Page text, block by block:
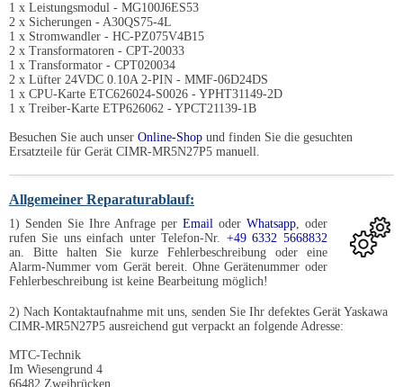
1 x Leistungsmodul - MG100J6ES53
2 x Sicherungen - A30QS75-4L
1 x Stromwandler - HC-PZ075V4B15
2 x Transformatoren - CPT-20033
1 x Transformator - CPT020034
2 x Lüfter 24VDC 0.10A 2-PIN - MMF-06D24DS
1 x CPU-Karte ETC626024-S0026 - YPHT31149-2D
1 x Treiber-Karte ETP626062 - YPCT21139-1B
Besuchen Sie auch unser Online-Shop und finden Sie die gesuchten
Ersatzteile für Gerät CIMR-MR5N27P5 manuell.
Allgemeiner Reparaturablauf:
1) Senden Sie Ihre Anfrage per Emailoder Whatsapp, oder
rufen Sie uns einfach unter Telefon-Nr. +49 6332 5668832
an. Bitte halten Sie kurze Fehlerbeschreibung oder eine
Alarm-Nummer vom Gerät bereit. Ohne Gerätenummer oder
Fehlerbeschreibung ist keine Bearbeitung möglich!
2) Nach Kontaktaufnahme mit uns, senden Sie Ihr defektes Gerät Yaskawa
CIMR-MR5N27P5 ausreichend gut verpackt an folgende Adresse:
MTC-Technik
Im Wiesengrund 4
66482 Zweibrücken